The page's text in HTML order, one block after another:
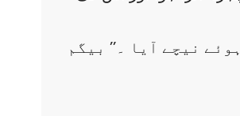
نیچے آیا ۔’’ بیگم